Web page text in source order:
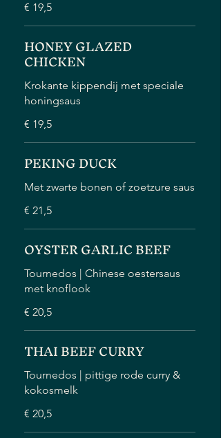
€ 19,5
HONEY GLAZED
CHICKEN
Krokante kippendij met speciale
honingsaus
€ 19,5
PEKING DUCK
Met zwarte bonen of zoetzure saus
€ 21,5
OYSTER GARLIC BEEF
Tournedos | Chinese oestersaus
met knoflook
€ 20,5
THAI BEEF CURRY
Tournedos | pittige rode curry &
kokosmelk
€ 20,5